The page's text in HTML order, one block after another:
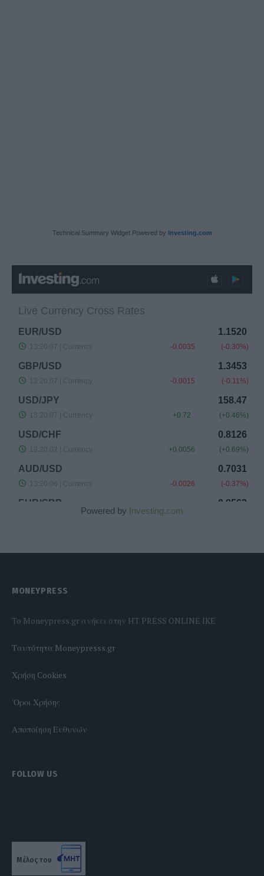
Technical Summary Widget Powered by Investing.com
Powered by Investing.com
MONEYPRESS
To Moneypress.gr ανήκει στην HT PRESS ONLINE IKE
Tαυτότητα Moneypresss.gr
Χρήση Cookies
'Οροι Χρήσης
Αποποίηση Ευθυνών
FOLLOW US
Μέλος του